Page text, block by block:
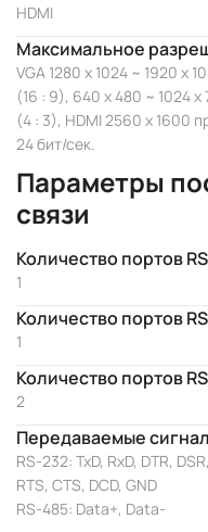
HDMI
Максимальное
VGA 1280 x 1024 ~ 1920 x
(16 : 9), 640 x 480 ~ 1024 x
(4 : 3), HDMI 2560 x 1600
24 бит/сек.
Параметры
связи
Количество портов
1
Количество портов
1
Количество портов
2
Передаваемые
RS-232: TxD, RxD, DTR, DSR,
RTS, CTS, DCD, GND
RS-485: Data+, Data-